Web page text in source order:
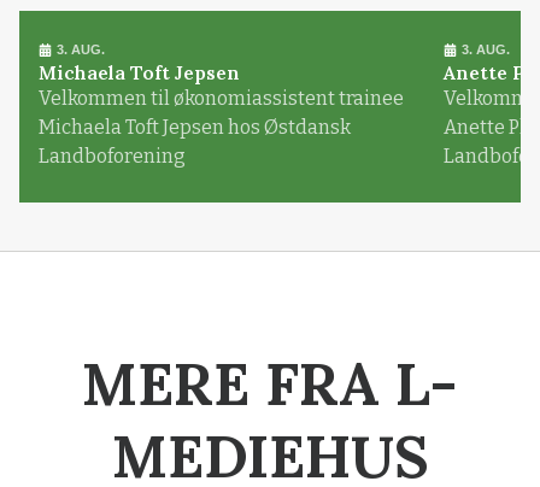
3. AUG.
Michaela Toft Jepsen
Velkommen til økonomiassistent trainee
Michaela Toft Jepsen hos Østdansk
Landboforening
3. AUG.
Anette
Anette
MERE FRA L-
MEDIEHUS